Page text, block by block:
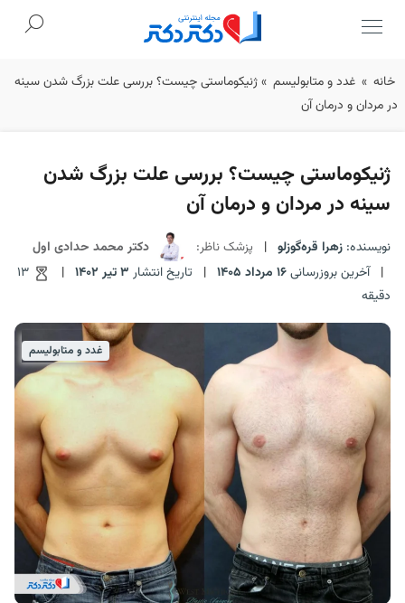
Skip
to
خانه » غدد و متابولیسم »ژنیکوماستی چیست؟ بررسی علت بزرگ شدن سینه
در مردان و درمان آن
ژنیکوماستی چیست؟ بررسی علت بزرگ شدن
سینه در مردان و درمان آن
نویسنده: زهرا قره‌گوزلو | پزشک ناظر:
دکتر محمد حدادی اول
| آخرین بروزرسانی16 مرداد 1405 | تاریخ انتشار 3 تیر 1402 |
13
دقیقه
غدد و متابولیسم